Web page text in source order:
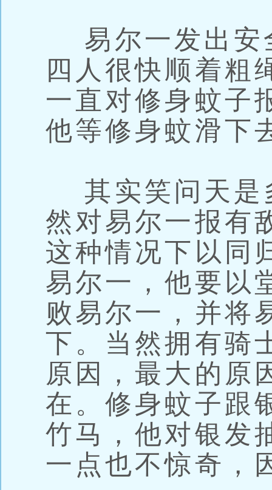
易尔一发出安
四人很快顺着粗
一直对修身蚊子
他等修身蚊滑下
其实笑问天是
然对易尔一报有
这种情况下以同
易尔一，他要以
败易尔一，并将
下。当然拥有骑
原因，最大的原
在。修身蚊子跟
竹马，他对银发
一点也不惊奇，